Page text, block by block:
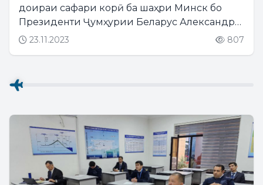
доираи сафари корӣ ба шаҳри Минск бо
Президенти Ҷумҳурии Беларус Александр
Лукашенко мулоқот намуданд....
23.11.2023 807